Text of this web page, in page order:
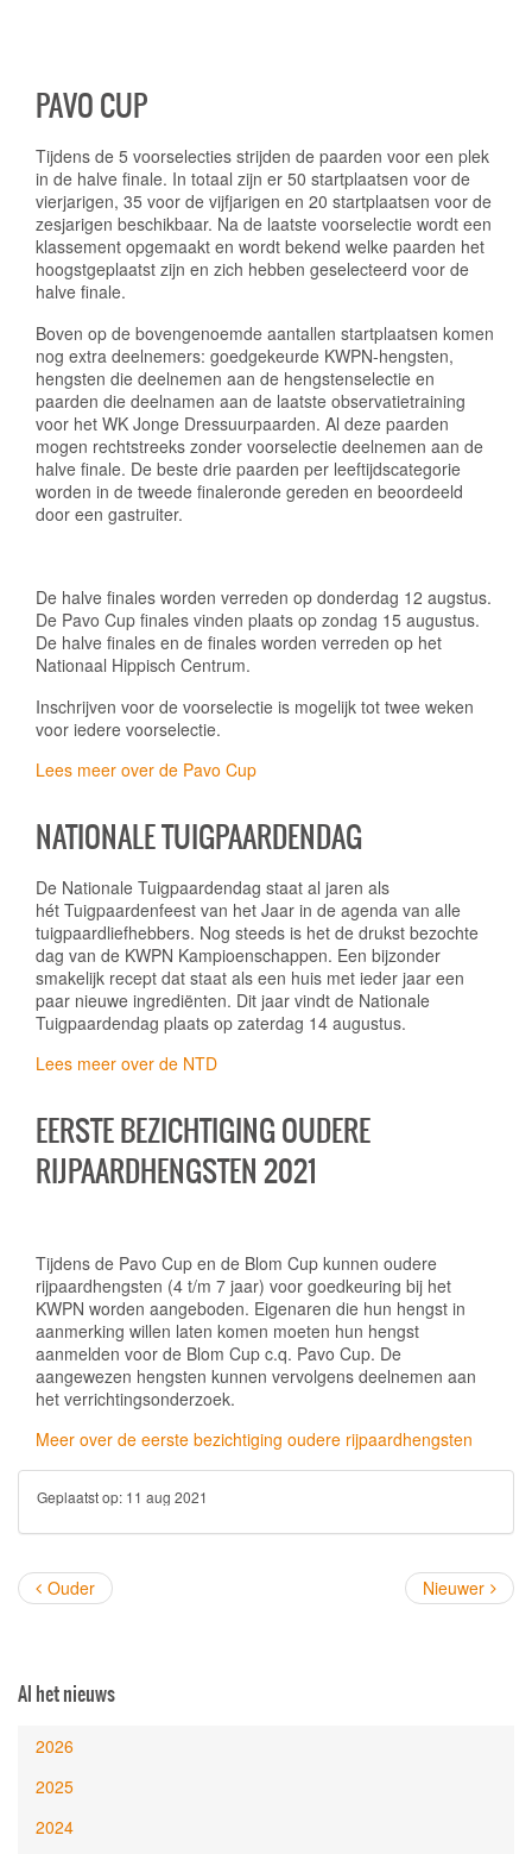
PAVO CUP
Tijdens de 5 voorselecties strijden de paarden voor een plek
in de halve finale. In totaal zijn er 50 startplaatsen voor de
vierjarigen, 35 voor de vijfjarigen en 20 startplaatsen voor de
zesjarigen beschikbaar. Na de laatste voorselectie wordt een
klassement opgemaakt en wordt bekend welke paarden het
hoogstgeplaatst zijn en zich hebben geselecteerd voor de
halve finale.
Boven op de bovengenoemde aantallen startplaatsen komen
nog extra deelnemers: goedgekeurde KWPN-hengsten,
hengsten die deelnemen aan de hengstenselectie en
paarden die deelnamen aan de laatste observatietraining
voor het WK Jonge Dressuurpaarden. Al deze paarden
mogen rechtstreeks zonder voorselectie deelnemen aan de
halve finale. De beste drie paarden per leeftijdscategorie
worden in de tweede finaleronde gereden en beoordeeld
door een gastruiter.
De halve finales worden verreden op donderdag 12 augstus.
De Pavo Cup finales vinden plaats op zondag 15 augustus.
De halve finales en de finales worden verreden op het
Nationaal Hippisch Centrum.
Inschrijven voor de voorselectie is mogelijk tot twee weken
voor iedere voorselectie.
Lees meer over de Pavo Cup
NATIONALE TUIGPAARDENDAG
De Nationale Tuigpaardendag staat al jaren als
hét Tuigpaardenfeest van het Jaar in de agenda van alle
tuigpaardliefhebbers. Nog steeds is het de drukst bezochte
dag van de KWPN Kampioenschappen. Een bijzonder
smakelijk recept dat staat als een huis met ieder jaar een
paar nieuwe ingrediënten. Dit jaar vindt de Nationale
Tuigpaardendag plaats op zaterdag 14 augustus.
Lees meer over de NTD
EERSTE BEZICHTIGING OUDERE
RIJPAARDHENGSTEN 2021
Tijdens de Pavo Cup en de Blom Cup kunnen oudere
rijpaardhengsten (4 t/m 7 jaar) voor goedkeuring bij het
KWPN worden aangeboden. Eigenaren die hun hengst in
aanmerking willen laten komen moeten hun hengst
aanmelden voor de Blom Cup c.q. Pavo Cup. De
aangewezen hengsten kunnen vervolgens deelnemen aan
het verrichtingsonderzoek.
Meer over de eerste bezichtiging oudere rijpaardhengsten
Geplaatst op: 11 aug 2021
Ouder Nieuwer
Al het nieuws
2026
2025
2024